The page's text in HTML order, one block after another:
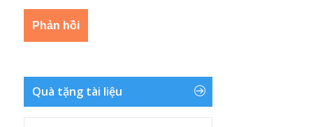
Quà tặng tài liệu